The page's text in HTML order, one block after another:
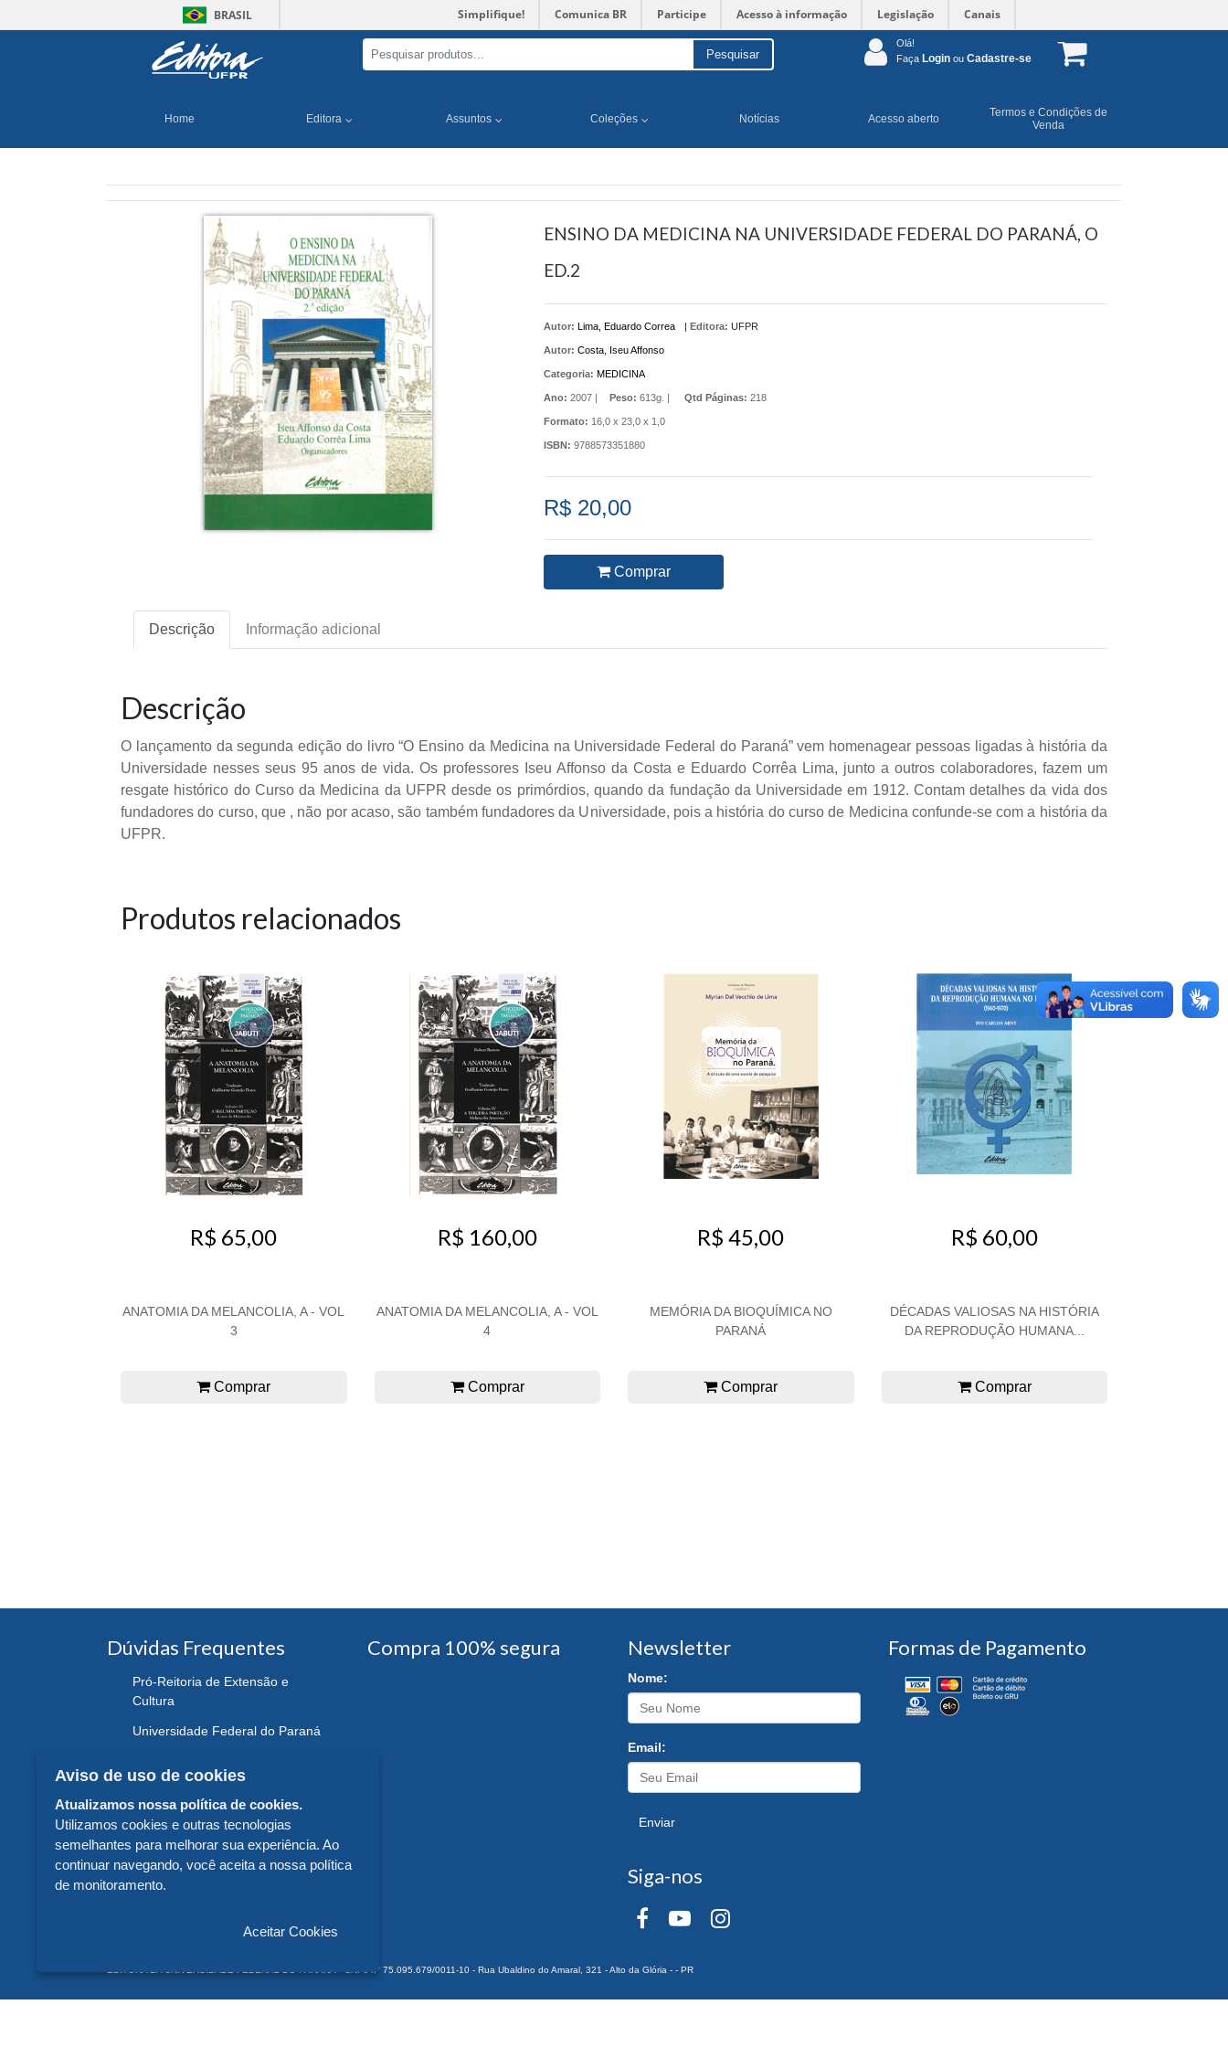
BRASIL Simplifique! Comunica BR Participe Acesso à informação Legislação Canais
Pesquisar
Olá!
Faça Login ou Cadastre-se
Home Editora Assuntos Coleções Notícias Acesso aberto
Termos e Condições de
Venda
ENSINO DA MEDICINA NA UNIVERSIDADE FEDERAL DO PARANÁ, O
ED.2
Autor: Lima, Eduardo Correa
Autor: Costa, Iseu Affonso
| Editora: UFPR
Categoria: MEDICINA
Ano: 2007 | Peso: 613g. | Qtd Páginas: 218
Formato: 16,0 x 23,0 x 1,0
ISBN: 9788573351880
R$ 20,00
Comprar
Descrição Informação adicional
Descrição
O lançamento da segunda edição do livro “O Ensino da Medicina na Universidade Federal do Paraná” vem homenagear pessoas ligadas à história da
Universidade nesses seus 95 anos de vida. Os professores Iseu Affonso da Costa e Eduardo Corrêa Lima, junto a outros colaboradores, fazem um
resgate histórico do Curso da Medicina da UFPR desde os primórdios, quando da fundação da Universidade em 1912. Contam detalhes da vida dos
fundadores do curso, que , não por acaso, são também fundadores da Universidade, pois a história do curso de Medicina confunde-se com a história da
UFPR.
Produtos relacionados
R$ 65,00
ANATOMIA DA MELANCOLIA, A - VOL
3
Comprar
R$ 160,00
ANATOMIA DA MELANCOLIA, A - VOL
4
Comprar
R$ 45,00
MEMÓRIA DA BIOQUÍMICA NO
PARANÁ
Comprar
R$ 60,00
DÉCADAS VALIOSAS NA HISTÓRIA
DA REPRODUÇÃO HUMANA...
Comprar
Dúvidas Frequentes
Pró-Reitoria de Extensão e
Cultura
Universidade Federal do Paraná
Compra 100% segura Newsletter
Nome:
Email:
Enviar
Siga-nos
Formas de Pagamento
EDITORA DA UNIVERSIDADE FEDERAL DO PARANÁ - CNPJ n° 75.095.679/0011-10 - Rua Ubaldino do Amaral, 321 - Alto da Glória - - PR
Aviso de uso de cookies
Atualizamos nossa política de cookies.
Utilizamos cookies e outras tecnologias
semelhantes para melhorar sua experiência. Ao
continuar navegando, você aceita a nossa política
de monitoramento.
Aceitar Cookies